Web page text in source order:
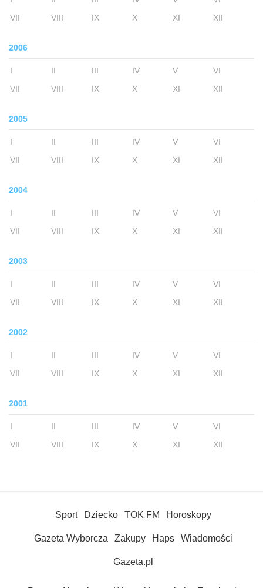
VII
VIII IX X XI XII
2006
I II III IV V
VI
VII
VIII IX X XI XII
2005
I II III IV V
VI
VII
VIII IX X XI XII
2004
I II III IV V
VI
VII
VIII IX X XI XII
2003
I II III IV V
VI
VII
VIII IX X XI XII
2002
I II III IV V
VI
VII
VIII IX X XI XII
2001
I II III IV V
VI
VII
VIII IX X XI XII
Sport Dziecko TOK FM Horoskopy
Gazeta Wyborcza Zakupy Haps Wiadomości
Gazeta.pl